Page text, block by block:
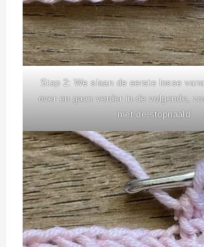
Stap 2: We slaan de eerste losse
over en gaan verder in de volgende,
met de stopnaald